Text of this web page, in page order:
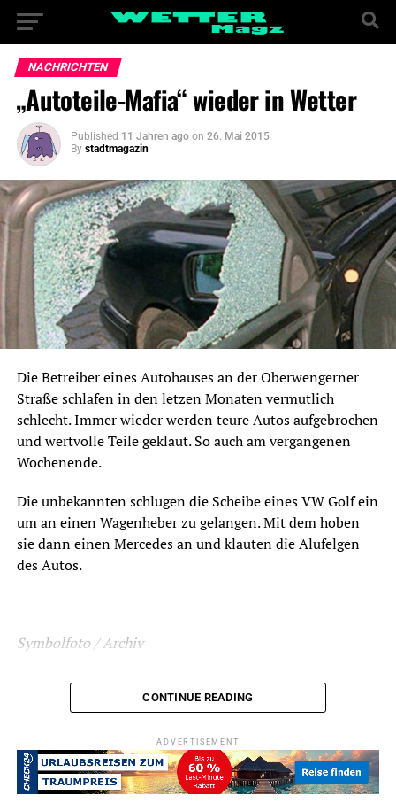
NACHRICHTEN
„Autoteile-Mafia“ wieder in Wetter
Published 11 Jahren ago on 26. Mai 2015
By stadtmagazin
Die Betreiber eines Autohauses an der Oberwengerner
Straße schlafen in den letzen Monaten vermutlich
schlecht. Immer wieder werden teure Autos aufgebrochen
und wertvolle Teile geklaut. So auch am vergangenen
Wochenende.
Die unbekannten schlugen die Scheibe eines VW Golf ein
um an einen Wagenheber zu gelangen. Mit dem hoben
sie dann einen Mercedes an und klauten die Alufelgen
des Autos.
Symbolfoto / Archiv
ADVERTISEMENT
RELATED TOPICS: BLAULICHT FAHNDUNG NEWS
CONTINUE READING
ADVERTISEMENT